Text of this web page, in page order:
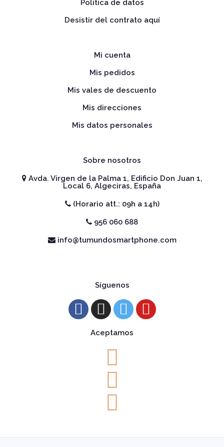
Política de datos
Desistir del contrato aquí
Mi cuenta
Mis pedidos
Mis vales de descuento
Mis direcciones
Mis datos personales
Sobre nosotros
Avda. Virgen de la Palma 1, Edificio Don Juan 1,
Local 6, Algeciras, España
(Horario att.: 09h a 14h)
956 060 688
info@tumundosmartphone.com
Síguenos
Aceptamos